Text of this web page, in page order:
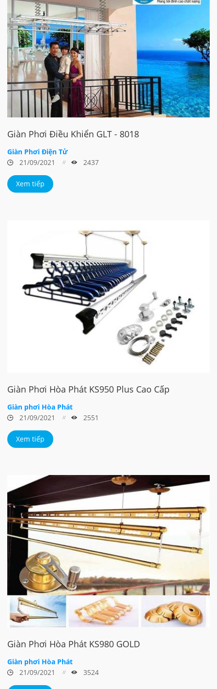
Giàn Phơi Điều Khiển GLT - 8018
Giàn Phơi Điện Tử
21/09/2021
2437
Xem tiếp
Giàn Phơi Hòa Phát KS950 Plus Cao Cấp
Giàn phơi Hòa Phát
21/09/2021
2551
Xem tiếp
Giàn Phơi Hòa Phát KS980 GOLD
Giàn phơi Hòa Phát
21/09/2021
3524